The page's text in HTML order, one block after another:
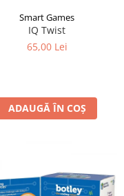
Smart Games
IQ Twist
65,00 Lei
ADAUGĂ ÎN COȘ